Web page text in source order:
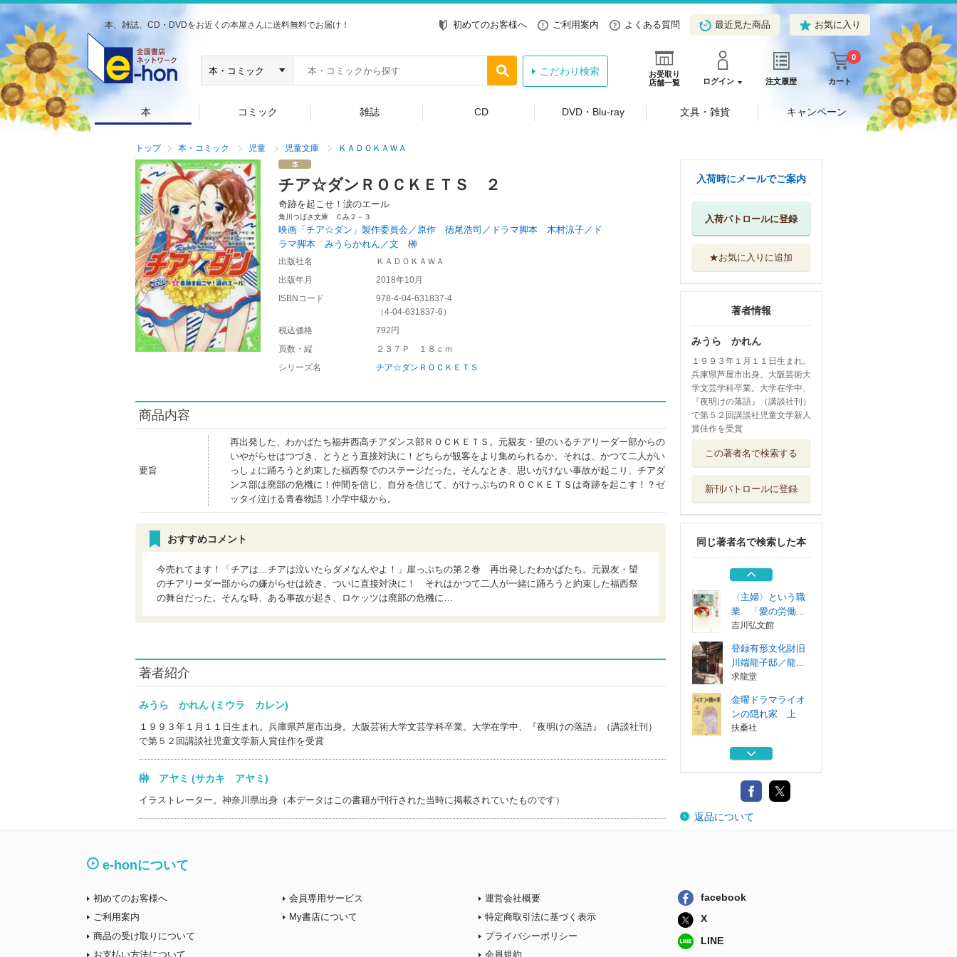
本、雑誌、CD・DVDをお近くの本屋さんに送料無料でお届け！ 初めてのお客様へ ご利用案内 よくある質問 最近見た商品 お気に入り
お受取り
店舗一覧
ログイン 注文履歴 カート
0
こだわり検索
本 コミック 雑誌 CD DVD・Blu-ray 文具・雑貨 キャンペーン
トップ 本・コミック 児童 児童文庫 ＫＡＤＯＫＡＷＡ
チア☆ダンＲＯＣＫＥＴＳ ２
奇跡を起こせ！涙のエール
角川つばさ文庫 Ｃみ２－３
映画「チア☆ダン」製作委員会／原作 徳尾浩司／ドラマ脚本 木村涼子／ド
ラマ脚本 みうらかれん／文 榊
出版社名
ＫＡＤＯＫＡＷＡ
出版年月
2018年10月
ISBNコード
978-4-04-631837-4
（4-04-631837-6 ）
税込価格
792円
頁数・縦
２３７Ｐ １８ｃｍ
シリーズ名
チア☆ダンＲＯＣＫＥＴＳ
商品内容
要旨
再出発した、わかばたち福井西高チアダンス部ＲＯＣＫＥＴＳ。元親友・望のいるチアリーダー部からの
いやがらせはつづき、とうとう直接対決に！どちらが観客をより集められるか。それは、かつて二人がい
っしょに踊ろうと約束した福西祭でのステージだった。そんなとき、思いがけない事故が起こり、チアダ
ンス部は廃部の危機に！仲間を信じ、自分を信じて、がけっぷちのＲＯＣＫＥＴＳは奇跡を起こす！？ゼ
ッタイ泣ける青春物語！小学中級から。
おすすめコメント
今売れてます！「チアは…チアは泣いたらダメなんやよ！」崖っぷちの第２巻 再出発したわかばたち。元親友・望
のチアリーダー部からの嫌がらせは続き、ついに直接対決に！ それはかつて二人が一緒に踊ろうと約束した福西祭
の舞台だった。そんな時、ある事故が起き、ロケッツは廃部の危機に…
著者紹介
みうら かれん (ミウラ カレン)
１９９３年１月１１日生まれ。兵庫県芦屋市出身。大阪芸術大学文芸学科卒業。大学在学中、『夜明けの落語』（講談社刊）
で第５２回講談社児童文学新人賞佳作を受賞
榊 アヤミ (サカキ アヤミ)
イラストレーター。神奈川県出身（本データはこの書籍が刊行された当時に掲載されていたものです）
入荷時にメールでご案内
入荷パトロールに登録
★お気に入りに追加
著者情報
みうら かれん
１９９３年１月１１日生まれ。
兵庫県芦屋市出身。大阪芸術大
学文芸学科卒業。大学在学中、
『夜明けの落語』（講談社刊）
で第５２回講談社児童文学新人
賞佳作を受賞
この著者名で検索する
新刊パトロールに登録
同じ著者名で検索した本
ンの隠れ家 上
金曜ドラマライオ
扶桑社
おっさんずラブリ
ターンズ シナ...
一迅社
〈主婦〉という職
業 「愛の労働...
吉川弘文館
登録有形文化財旧
川端龍子邸／龍...
求龍堂
金曜ドラマライオ
ンの隠れ家 上
扶桑社
金曜ドラマライオ
扶桑社
おっさんずラブリ
ターンズ シナ...
返品について
e-honについて
初めてのお客様へ
ご利用案内
商品の受け取りについて
お支払い方法について
会員専用サービス
My書店について
運営会社概要
特定商取引法に基づく表示
プライバシーポリシー
会員規約
facebook
X
LINE